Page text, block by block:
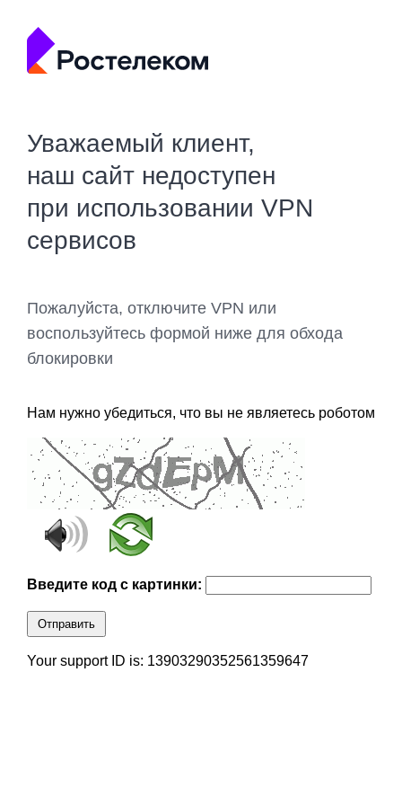
Уважаемый клиент,
наш сайт недоступен
при использовании VPN
сервисов
Пожалуйста, отключите VPN или
воспользуйтесь формой ниже для обхода
блокировки
Нам нужно убедиться, что вы не являетесь роботом
Введите код с картинки:
Отправить
Your support ID is: 13903290352561359647